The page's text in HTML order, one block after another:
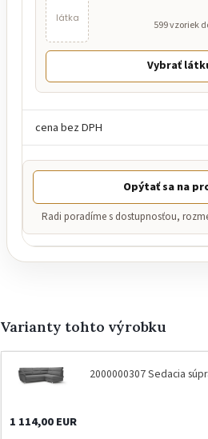
látka
599 vzoriek
Vybrať
Opýtať sa na
Radi poradíme s dostupnosťou,
Varianty tohto výrobku
2000000307Sedacia
1 114,00 EUR